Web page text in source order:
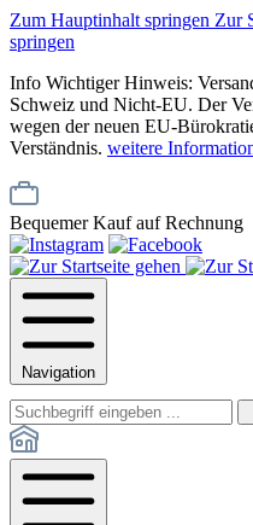
Zum Hauptinhalt springen Zur
springen
Info Wichtiger Hinweis:
Schweiz und Nicht-EU. Der
wegen der neuen EU-
Verständnis. weitere
Bequemer Kauf auf Rechnung
Navigation